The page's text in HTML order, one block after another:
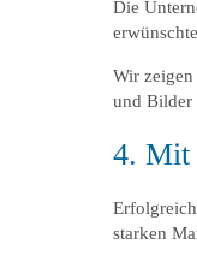
Die
Wir
und Bilder
4. Mit
starken